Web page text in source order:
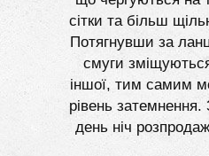
сітки та більш
Потягнувши за
смуги
іншої, тим самим
рівень
день ніч